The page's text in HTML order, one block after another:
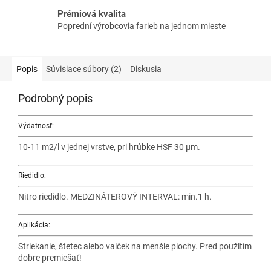
Prémiová kvalita
Poprední výrobcovia farieb na jednom mieste
Popis Súvisiace súbory (2) Diskusia
Podrobný popis
Výdatnosť:
10-11 m2/l v jednej vrstve, pri hrúbke HSF 30 µm.
Riedidlo:
Nitro riedidlo. MEDZINÁTEROVÝ INTERVAL: min.1 h.
Aplikácia:
Striekanie, štetec alebo valček na menšie plochy. Pred použitím
dobre premiešať!